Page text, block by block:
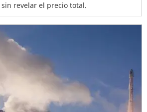
revelar el precio total.